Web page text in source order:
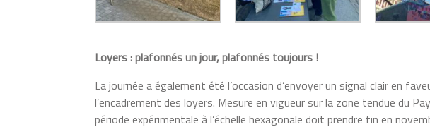
Loyers : plafonnés un jour, plafonnés toujours !
La journée a également été l’occasion d’envoyer un signal clair en
l’encadrement des loyers. Mesure en vigueur sur la zone tendue du
période expérimentale à l’échelle hexagonale doit prendre fin en